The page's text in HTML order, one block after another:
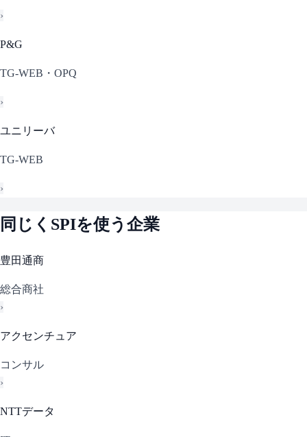
›
P&G
TG-WEB・OPQ
›
ユニリーバ
TG-WEB
›
同じく SPIを使う企業
豊田通商
総合商社
›
アクセンチュア
コンサル
›
NTTデータ